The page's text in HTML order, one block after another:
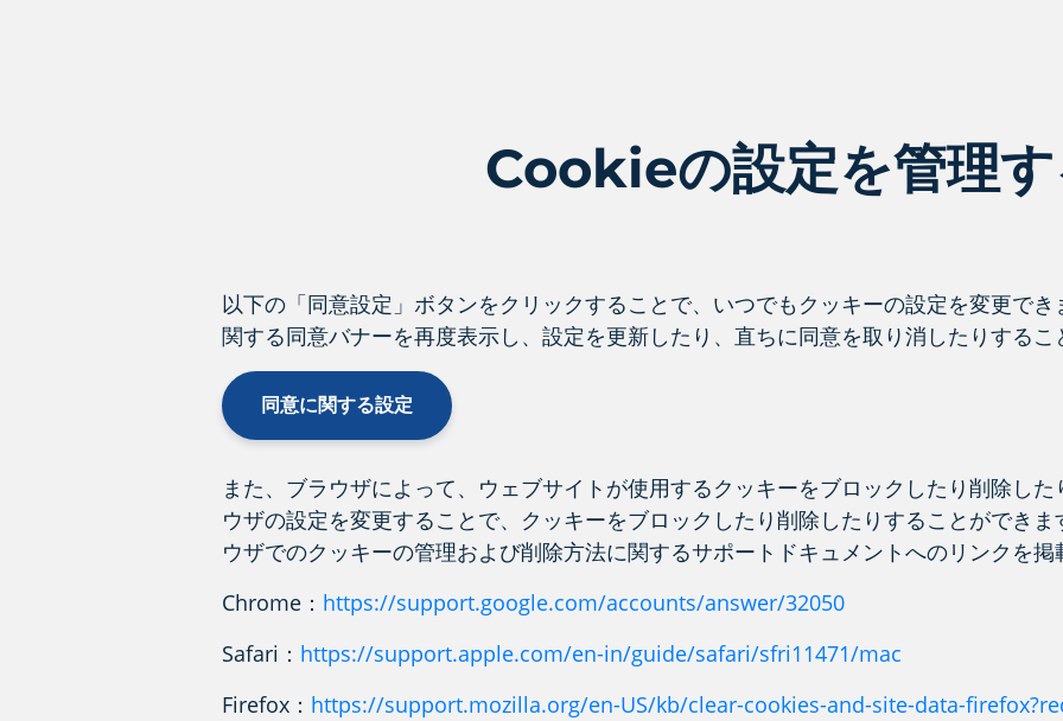
Cookieの設定を管理
以下の「同意設定」ボタンをクリックすることで、いつでもクッキーの設定を変更で
関する同意バナーを再度表示し、設定を更新したり、直ちに同意を取り消したりするこ
同意に関する設定
また、ブラウザによって、ウェブサイトが使用するクッキーをブロックしたり削除し
ウザの設定を変更することで、クッキーをブロックしたり削除したりすることができ
ウザでのクッキーの管理および削除方法に関するサポートドキュメントへのリンクを掲
Chrome： https://support.google.com/accounts/answer/32050
Safari： https://support.apple.com/en-in/guide/safari/sfri11471/mac
Firefox： https://support.mozilla.org/en-US/kb/clear-cookies-and-site-data-